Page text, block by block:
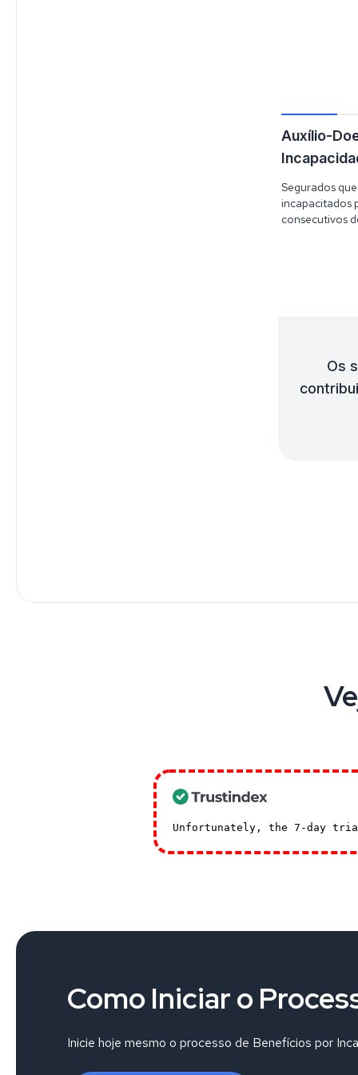
Auxílio-
Segurados
incapacitados
consecutivos
Os
Unfortunately, the 7-day
Como Iniciar o
Inicie hoje mesmo o processo de Benefícios por